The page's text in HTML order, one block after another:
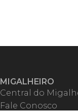
MIGALHEIRO
Central do
Fale Conosco